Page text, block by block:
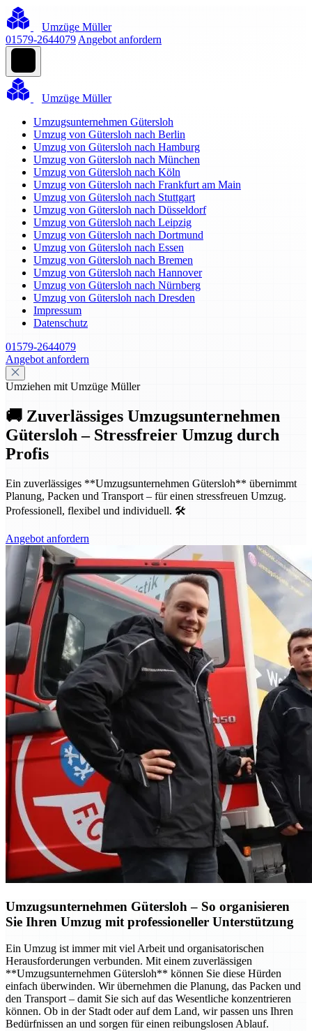
Umzüge Müller
01579-2644079 Angebot anfordern
Umzüge Müller
Umzugsunternehmen Gütersloh
Umzug von Gütersloh nach Berlin
Umzug von Gütersloh nach Hamburg
Umzug von Gütersloh nach München
Umzug von Gütersloh nach Köln
Umzug von Gütersloh nach Frankfurt am Main
Umzug von Gütersloh nach Stuttgart
Umzug von Gütersloh nach Düsseldorf
Umzug von Gütersloh nach Leipzig
Umzug von Gütersloh nach Dortmund
Umzug von Gütersloh nach Essen
Umzug von Gütersloh nach Bremen
Umzug von Gütersloh nach Hannover
Umzug von Gütersloh nach Nürnberg
Umzug von Gütersloh nach Dresden
Impressum
Datenschutz
01579-2644079
Angebot anfordern
Umziehen mit Umzüge Müller
🚚 Zuverlässiges Umzugsunternehmen
Gütersloh – Stressfreier Umzug durch
Profis
Ein zuverlässiges **Umzugsunternehmen Gütersloh** übernimmt
Planung, Packen und Transport – für einen stressfreuen Umzug.
Professionell, flexibel und individuell. 🛠️
Angebot anfordern
Umzugsunternehmen Gütersloh – So organisieren
Sie Ihren Umzug mit professioneller Unterstützung
Ein Umzug ist immer mit viel Arbeit und organisatorischen
Herausforderungen verbunden. Mit einem zuverlässigen
**Umzugsunternehmen Gütersloh** können Sie diese Hürden
einfach überwinden. Wir übernehmen die Planung, das Packen und
den Transport – damit Sie sich auf das Wesentliche konzentrieren
können. Ob in der Stadt oder auf dem Land, wir passen uns Ihren
Bedürfnissen an und sorgen für einen reibungslosen Ablauf.